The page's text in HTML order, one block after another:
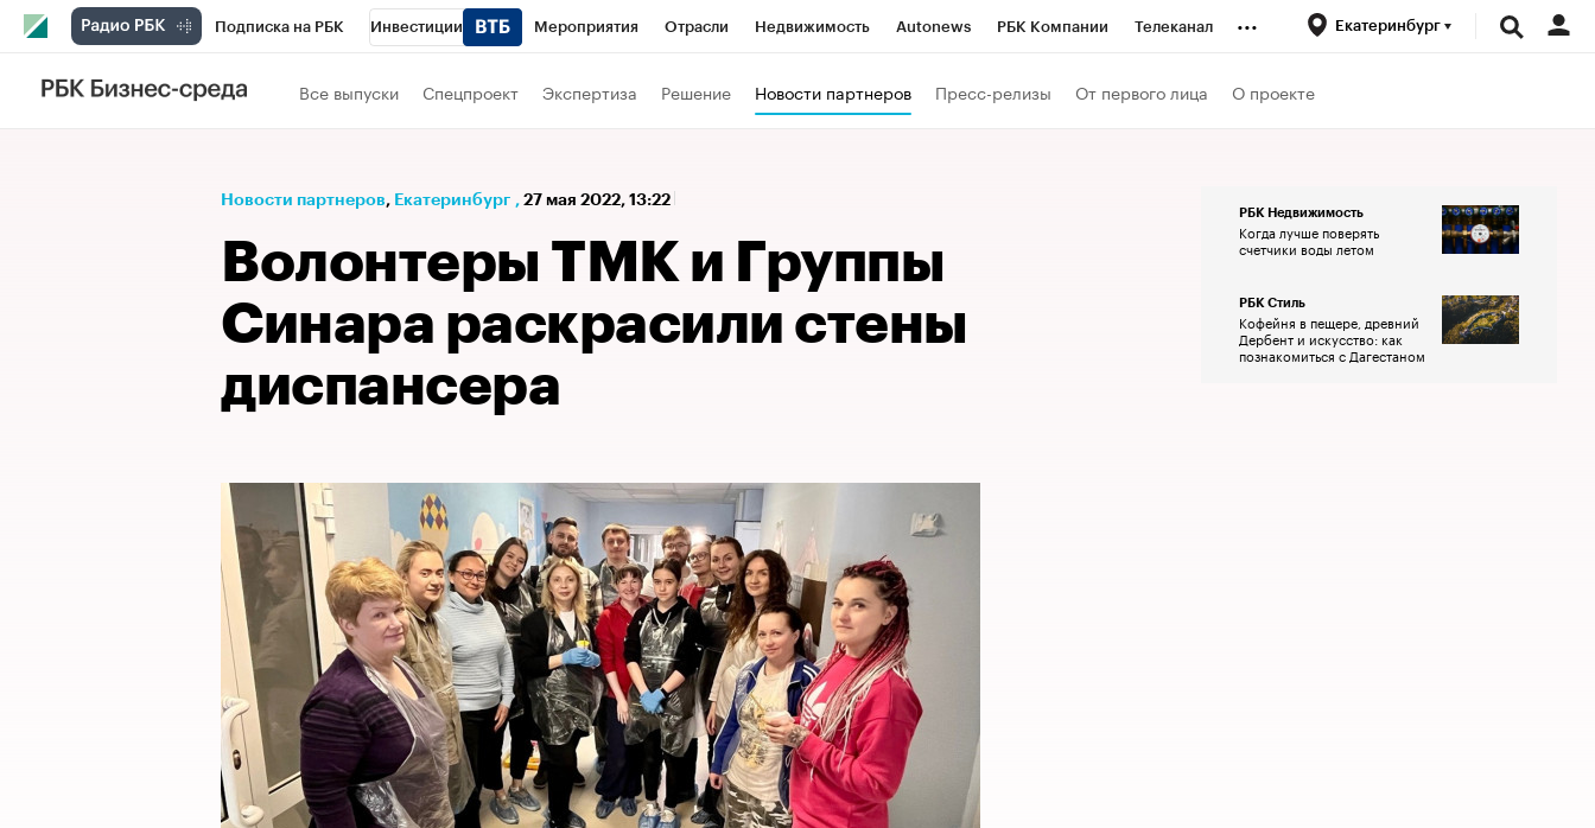
Подписка на РБК Инвестиции Мероприятия Отрасли Недвижимость Autonews РБК Компании Телеканал
РБК Вино
Проверка контрагентов Экономика Бизнес Технологии и медиа
... Екатеринбург
Все выпуски Спецпроект Экспертиза Решение Новости партнеров Пресс-релизы От первого лица О проекте
Новости партнеров⁠, Екатеринбург , 27 мая 2022, 13:22
Волонтеры ТМК и Группы
Синара раскрасили стены
диспансера
РБК Недвижимость
Когда лучше поверять
счетчики воды летом
РБК Стиль
Кофейня в пещере, древний
Дербент и искусство: как
познакомиться с Дагестаном